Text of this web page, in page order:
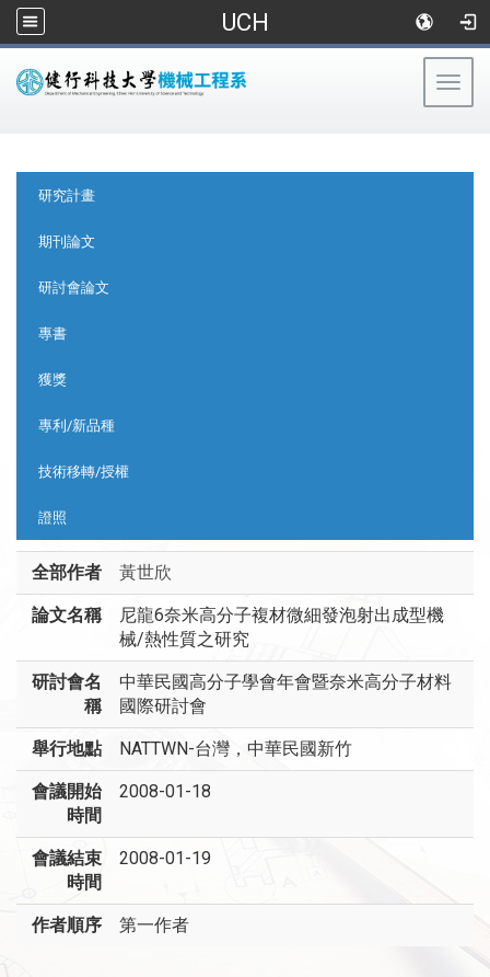
UCH
研究計畫
期刊論文
研討會論文
專書
獲獎
專利/新品種
技術移轉/授權
證照
全部作者 黃世欣
論文名稱
尼龍6奈米高分子複材微細發泡射出成型機
械/熱性質之研究
研討會名
稱
中華民國高分子學會年會暨奈米高分子材料
國際研討會
舉行地點 NATTWN-台灣，中華民國新竹
會議開始
時間
2008-01-18
會議結束
時間
2008-01-19
作者順序 第一作者